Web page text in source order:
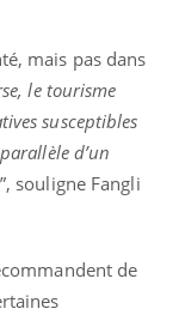
mais pas dans
le tourisme
susceptibles
d’un
”, souligne Fangli
de